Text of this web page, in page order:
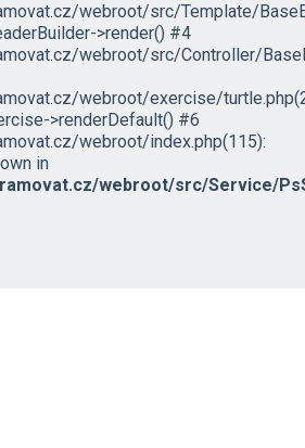
webroot/src/Template/
>render() #4
webroot/src/Controller/
webroot/exercise/
>renderDefault() #6
webroot/index.php(115):
in
webroot/src/Service/